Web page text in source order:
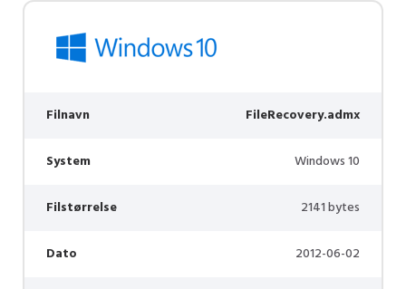
Filnavn FileRecovery.admx
System Windows 10
Filstørrelse 2141 bytes
Dato 2012-06-02